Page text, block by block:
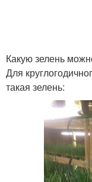
Какую зелень
Для
такая зелень: